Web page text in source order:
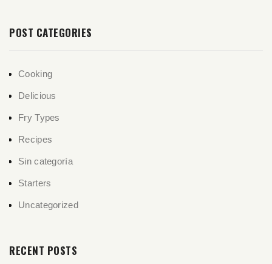
POST CATEGORIES
Cooking
Delicious
Fry Types
Recipes
Sin categoría
Starters
Uncategorized
RECENT POSTS